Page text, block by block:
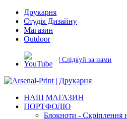
Друкарня
Студія Дизайну
Магазин
Outdoor
| Слідкуй за нами
НАШ МАГАЗИН
ПОРТФОЛІО
Блокноти - Скріплення